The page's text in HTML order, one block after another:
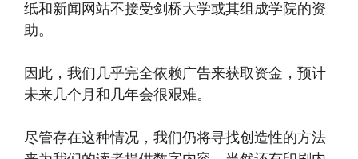
纸和新闻网站不接受剑桥大学或其组成学院的资
助。
因此，我们几乎完全依赖广告来获取资金，预计
未来几个月和几年会很艰难。
尽管存在这种情况，我们仍将寻找创造性的方法